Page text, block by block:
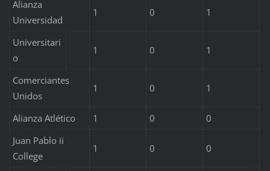
Alianza
Universidad
1 0 1
Universitari
o
1 0 1
Comerciantes
Unidos
1 0 1
Alianza Atlético 1 0 0
Juan Pablo ii
College
1 0 0